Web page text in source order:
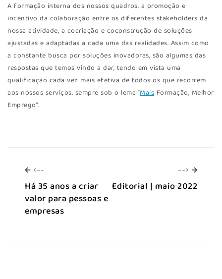
A formação interna dos nossos quadros, a promoção e
incentivo da colaboração entre os diferentes stakeholders da
nossa atividade, a cocriação e coconstrução de soluções
ajustadas e adaptadas a cada uma das realidades. Assim como
a constante busca por soluções inovadoras, são algumas das
respostas que temos vindo a dar, tendo em vista uma
qualificação cada vez mais efetiva de todos os que recorrem
aos nossos serviços, sempre sob o lema “Mais Formação, Melhor
Emprego”.
<--
Há 35 anos a criar
valor para pessoas e
empresas
--> -->
Editorial | maio 2022